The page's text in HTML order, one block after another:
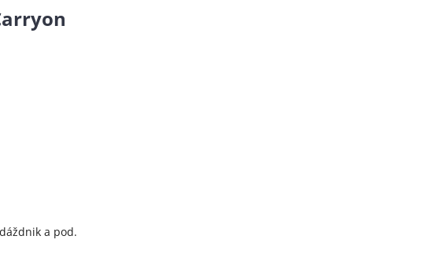
a pod.